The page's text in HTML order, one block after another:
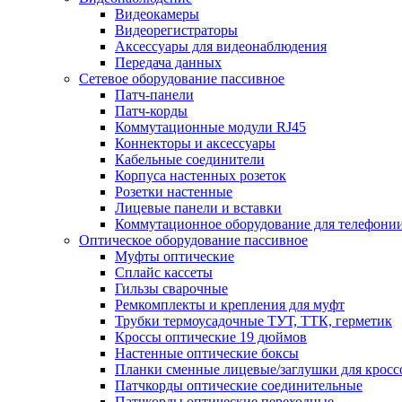
Видеокамеры
Видеорегистраторы
Аксессуары для видеонаблюдения
Передача данных
Сетевое оборудование пассивное
Патч-панели
Патч-корды
Коммутационные модули RJ45
Коннекторы и аксессуары
Кабельные соединители
Корпуса настенных розеток
Розетки настенные
Лицевые панели и вставки
Коммутационное оборудование для
Оптическое оборудование пассивное
Муфты оптические
Сплайс кассеты
Гильзы сварочные
Ремкомплекты и крепления для муфт
Трубки термоусадочные ТУТ, ТТК, герметик
Кроссы оптические 19 дюймов
Настенные оптические боксы
Планки сменные лицевые/заглушки для
Патчкорды оптические соединительные